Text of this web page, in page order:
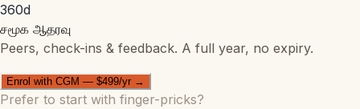
360d
சமூக ஆதரவு
Peers, check-ins & feedback. A full year, no expiry.
Enrol with CGM — $499/yr →
Prefer to start with finger-pricks?